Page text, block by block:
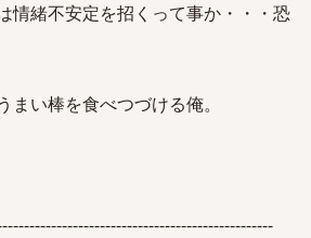
情緒不安定を招くって事か・・・恐
まい棒を食べつづける俺。